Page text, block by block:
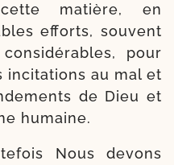
matière, en
efforts, sou­vent
pour
inci­ta­tions au mal et
de Dieu et
humaine.
Nous devons